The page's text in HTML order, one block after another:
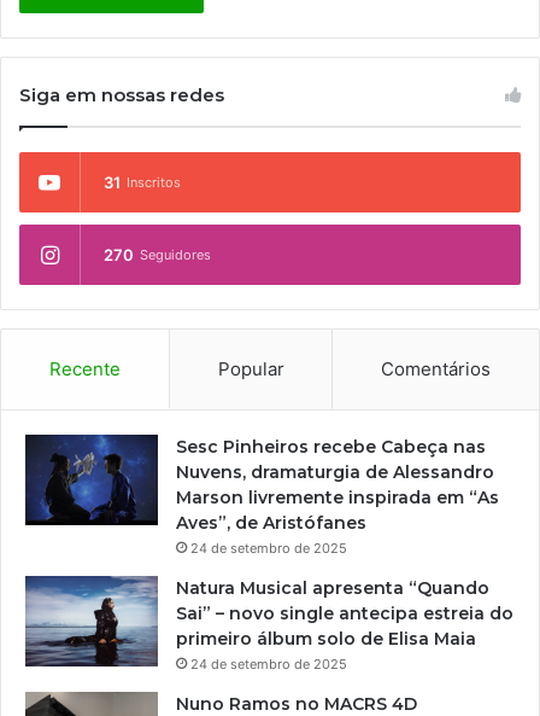
Siga em nossas redes
31 Inscritos
270 Seguidores
Recente Popular Comentários
Sesc Pinheiros recebe Cabeça nas
Nuvens, dramaturgia de Alessandro
Marson livremente inspirada em “As
Aves”, de Aristófanes
24 de setembro de 2025
Natura Musical apresenta “Quando
Sai” – novo single antecipa estreia do
primeiro álbum solo de Elisa Maia
24 de setembro de 2025
Nuno Ramos no MACRS 4D